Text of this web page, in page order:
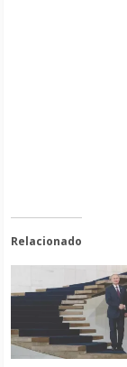
Relacionado